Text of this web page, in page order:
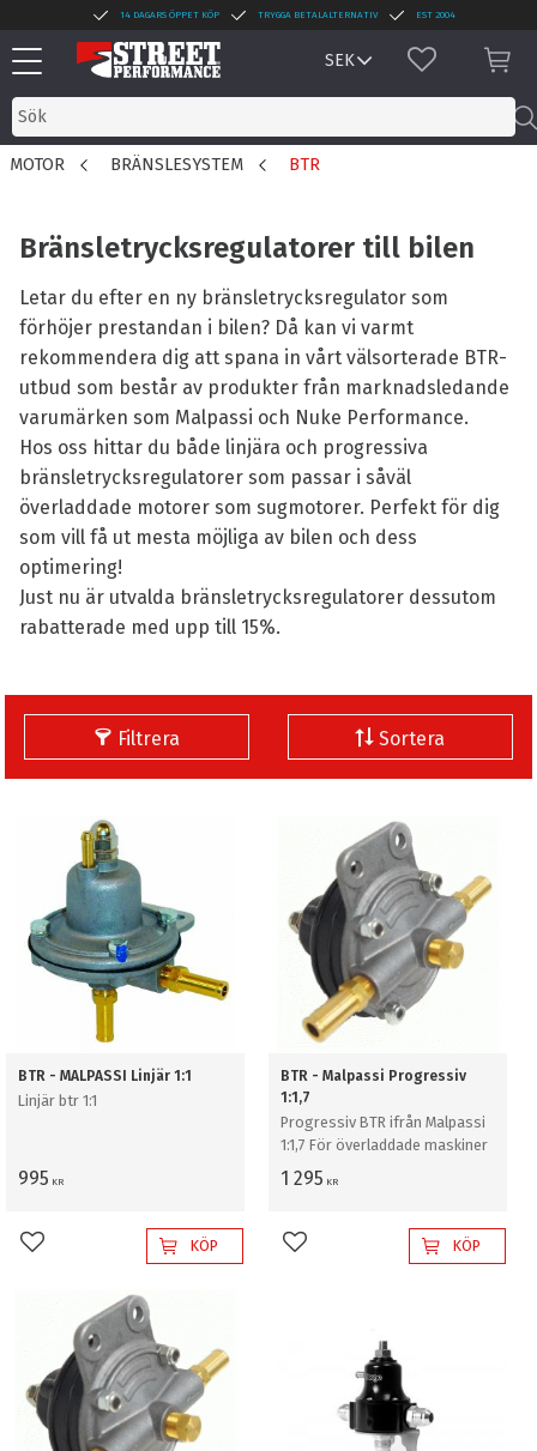
Meny
14 DAGARS ÖPPET KÖP TRYGGA BETALALTERNATIV EST 2004
FAVORITER
MOTOR BRÄNSLESYSTEM BTR
Bränsletrycksregulatorer till bilen
Letar du efter en ny bränsletrycksregulator som
förhöjer prestandan i bilen? Då kan vi varmt
rekommendera dig att spana in vårt välsorterade BTR-
utbud som består av produkter från marknadsledande
varumärken som Malpassi och Nuke Performance.
Hos oss hittar du både linjära och progressiva
bränsletrycksregulatorer som passar i såväl
överladdade motorer som sugmotorer. Perfekt för dig
som vill få ut mesta möjliga av bilen och dess
optimering!
Just nu är utvalda bränsletrycksregulatorer dessutom
rabatterade med upp till 15%.
Filtrera Sortera
BTR - MALPASSI Linjär 1:1
Linjär btr 1:1
995 KR
Lägg till i favoriterKÖP
BTR - Malpassi Progressiv
1:1,7
Progressiv BTR ifrån Malpassi
1:1,7 För överladdade maskiner
1 295 KR
Lägg till i favoriterKÖP